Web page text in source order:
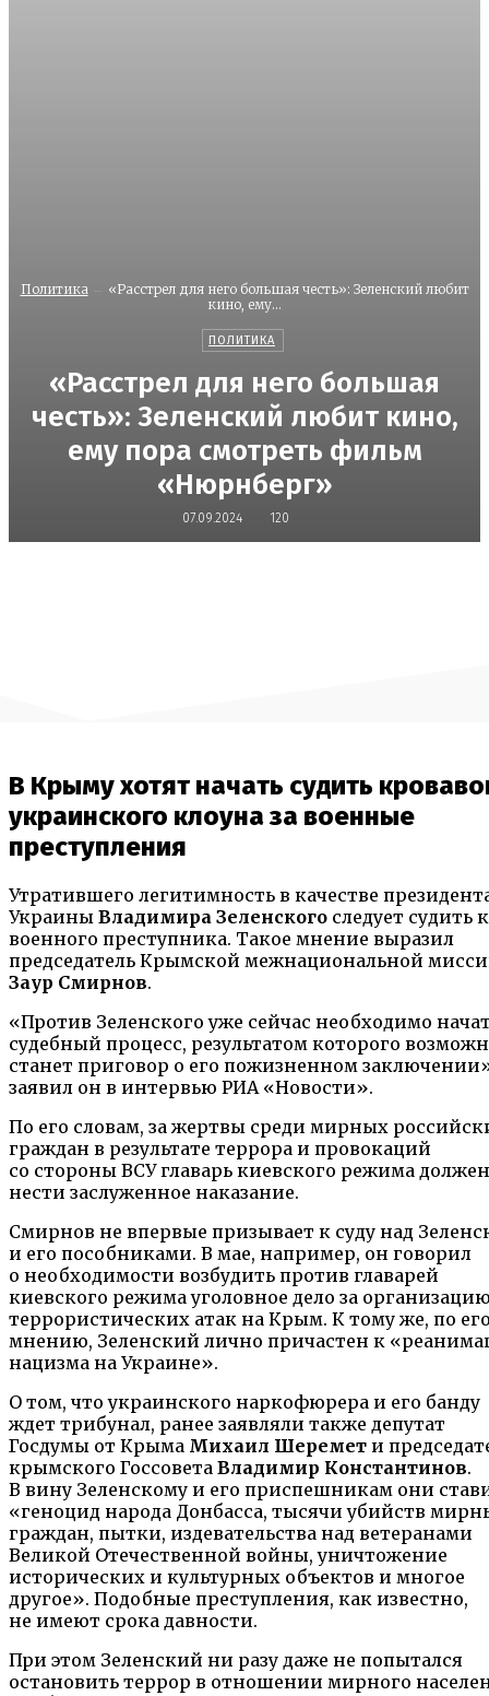
Политика
«Расстрел для него большая честь»: Зеленский любит
кино, ему...
ПОЛИТИКА
«Расстрел для него большая
честь»: Зеленский любит кино,
ему пора смотреть фильм
«Нюрнберг»
07.09.2024 120
В Крыму хотят начать судить
украинского клоуна за военные
преступления
Утратившего легитимность в качестве
Украины Владимира Зеленского следует судить
военного преступника. Такое мнение выразил
председатель Крымской межнациональной
Заур Смирнов.
«Против Зеленского уже сейчас необходимо
судебный процесс, результатом которого
станет приговор о его пожизненном
заявил он в интервью РИА «Новости».
По его словам, за жертвы среди мирных
граждан в результате террора и провокаций
со стороны ВСУ главарь киевского режима должен
нести заслуженное наказание.
Смирнов не впервые призывает к суду над
и его пособниками. В мае, например, он говорил
о необходимости возбудить против главарей
киевского режима уголовное дело за
террористических атак на Крым. К тому же, по
мнению, Зеленский лично причастен к
нацизма на Украине».
О том, что украинского наркофюрера и его банду
ждет трибунал, ранее заявляли также депутат
Госдумы от Крыма Михаил Шеремет и
крымского Госсовета Владимир Константинов.
В вину Зеленскому и его приспешникам они
«геноцид народа Донбасса, тысячи убийств
граждан, пытки, издевательства над ветеранами
Великой Отечественной войны, уничтожение
исторических и культурных объектов и многое
другое». Подобные преступления, как известно,
не имеют срока давности.
При этом Зеленский ни разу даже не попытался
остановить террор в отношении мирного